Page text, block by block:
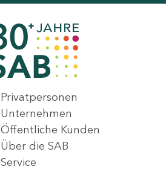
Privatpersonen
Unternehmen
Öffentliche Kunden
Über die SAB
Service